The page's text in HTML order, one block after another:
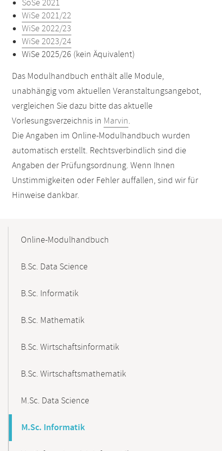
SoSe 2021
WiSe 2021/22
WiSe 2022/23
WiSe 2023/24
WiSe 2025/26 (kein Äquivalent)
Das Modulhandbuch enthält alle Module,
unabhängig vom aktuellen Veranstaltungsangebot,
vergleichen Sie dazu bitte das aktuelle
Vorlesungsverzeichnis in Marvin.
Die Angaben im Online-Modulhandbuch wurden
automatisch erstellt. Rechtsverbindlich sind die
Angaben der Prüfungsordnung. Wenn Ihnen
Unstimmigkeiten oder Fehler auffallen, sind wir für
Hinweise dankbar.
NavigationOnline-Modulhandbuch
B.Sc. Data Science
B.Sc. Informatik
B.Sc. Mathematik
B.Sc. Wirtschaftsinformatik
B.Sc. Wirtschaftsmathematik
M.Sc. Data Science
M.Sc. Informatik